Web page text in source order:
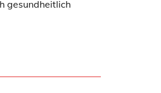
gesundheitlich